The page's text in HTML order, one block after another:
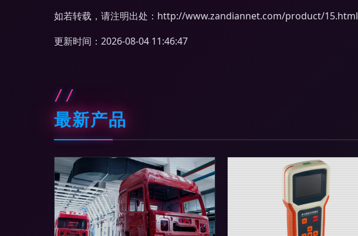
如若转载，请注明出处：http://www.zandiannet.com/product/15.html
更新时间：2026-08-04 11:46:47
最新产品